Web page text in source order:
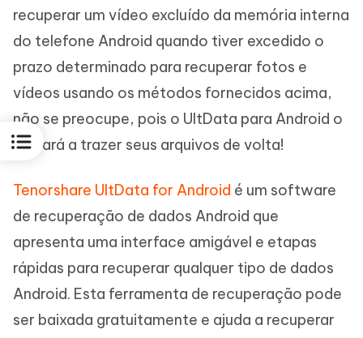
recuperar um vídeo excluído da memória interna
do telefone Android quando tiver excedido o
prazo determinado para recuperar fotos e
vídeos usando os métodos fornecidos acima,
não se preocupe, pois o UltData para Android o
ajudará a trazer seus arquivos de volta!
Tenorshare UltData for Android é um software
de recuperação de dados Android que
apresenta uma interface amigável e etapas
rápidas para recuperar qualquer tipo de dados
Android. Esta ferramenta de recuperação pode
ser baixada gratuitamente e ajuda a recuperar